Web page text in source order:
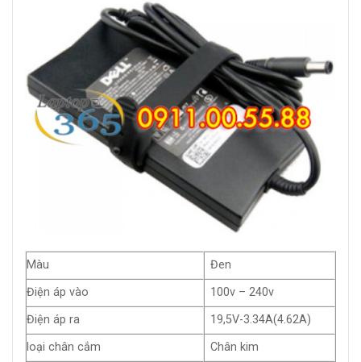
Màu
Đen
Điện áp vào
100v – 240v
Điện áp ra
19,5V-3.34A(4.62A)
loại chân cắm
Chân kim